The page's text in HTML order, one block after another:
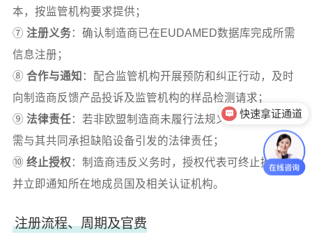
本，按监管机构要求提供；
⑦ 注册义务：确认制造商已在EUDAMED数据库完成所需
信息注册；
⑧ 合作与通知 ：配合监管机构开展预防和纠正行动，及时
向制造商反馈产品投诉及监管机构的样品检测请求；
⑨ 法律责任：若非欧盟制造商未履行法规义务，授权代表
需与其共同承担缺陷设备引发的法律责任；
⑩ 终止授权：制造商违反义务时，授权代表可终止授权，
并立即通知所在地成员国及相关认证机构。
注册流程、周期及官费
快速拿证通道
产品注册法规